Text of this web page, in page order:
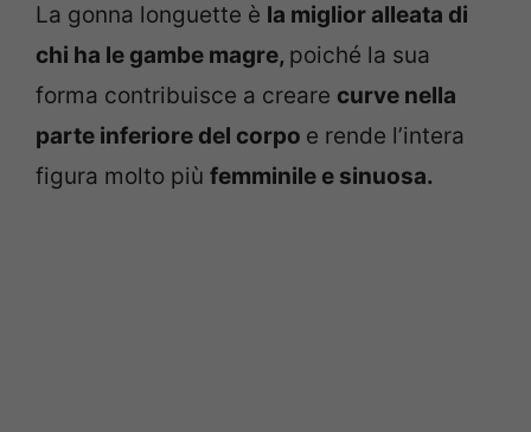
La gonna longuette è la miglior alleata di
chi ha le gambe magre, poiché la sua
forma contribuisce a creare curve nella
parte inferiore del corpo e rende l’intera
figura molto più femminile e sinuosa.